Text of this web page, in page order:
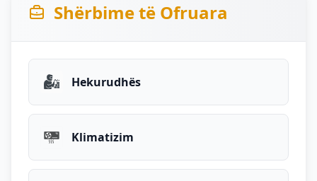
Shërbime të Ofruara
Hekurudhës
Klimatizim